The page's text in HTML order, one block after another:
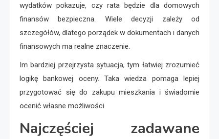
wydatków pokazuje, czy rata będzie dla domowych
finansów bezpieczna. Wiele decyzji zależy od
szczegółów, dlatego porządek w dokumentach i danych
finansowych ma realne znaczenie.
Im bardziej przejrzysta sytuacja, tym łatwiej zrozumieć
logikę bankowej oceny. Taka wiedza pomaga lepiej
przygotować się do zakupu mieszkania i świadomie
ocenić własne możliwości.
Najczęściej zadawane